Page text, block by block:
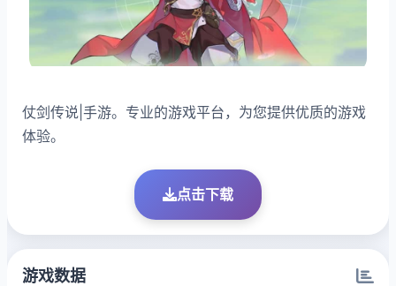
仗剑传说|手游。专业的游戏平台，为您提供优质的游戏
体验。
点击下载
游戏数据